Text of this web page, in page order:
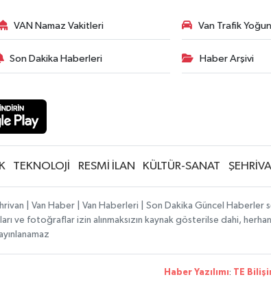
VAN Namaz Vakitleri Van Trafik
Son Dakika Haberleri Haber Arşivi
TEKNOLOJİ RESMİ İLAN KÜLTÜR-SANAT
| Van Haber | Van Haberleri | Son Dakika Güncel Haberler
ve fotoğraflar izin alınmaksızın kaynak gösterilse dahi,
Haber Yazılımı: TE